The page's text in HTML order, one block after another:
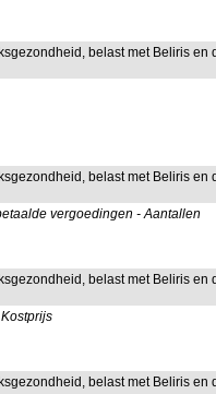
belast met Beliris
belast met Beliris
vergoedingen - Aantallen
belast met Beliris
belast met Beliris